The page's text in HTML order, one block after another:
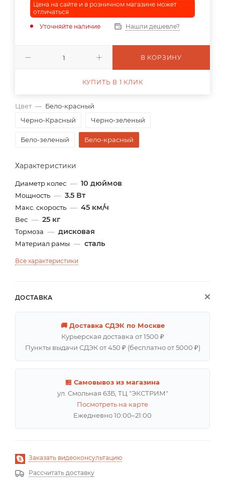
Цвет — Бело-красный
Черно-Красный
Черно-зеленый
Бело-зеленый Бело-красный
Характеристики
Диаметр колес — 10 дюймов
Мощность — 3.5 Вт
Макс. скорость — 45 км/ч
Вес — 25 кг
Тормоза — дисковая
Материал рамы — сталь
Все характеристики
ДОСТАВКА
🚚 Доставка СДЭК по Москве
Курьерская доставка от 1500 ₽
Пункты выдачи СДЭК от 450 ₽ (бесплатно от 5000 ₽)
🏪 Самовывоз из магазина
ул. Смольная 63Б, ТЦ "ЭКСТРИМ"
Посмотреть на карте
Ежедневно 10:00–21:00
Заказать видеоконсультацию
Рассчитать доставку
Цена на сайте и в розничном магазине может
отличаться
Уточняйте наличие
Нашли дешевле?
В КОРЗИНУ
КУПИТЬ В 1 КЛИК